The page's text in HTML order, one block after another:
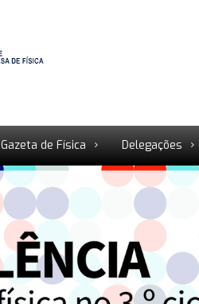
Gazeta de Física Delegações